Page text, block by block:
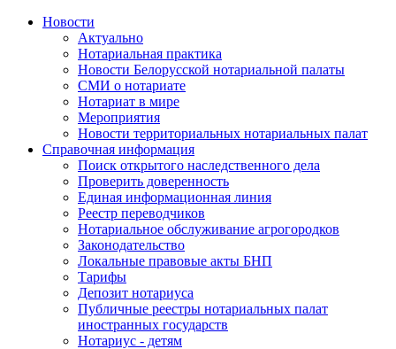
Новости
Актуально
Нотариальная практика
Новости Белорусской нотариальной палаты
СМИ о нотариате
Нотариат в мире
Мероприятия
Новости территориальных нотариальных палат
Справочная информация
Поиск открытого наследственного дела
Проверить доверенность
Единая информационная линия
Реестр переводчиков
Нотариальное обслуживание агрогородков
Законодательство
Локальные правовые акты БНП
Тарифы
Депозит нотариуса
Публичные реестры нотариальных палат
иностранных государств
Нотариус - детям